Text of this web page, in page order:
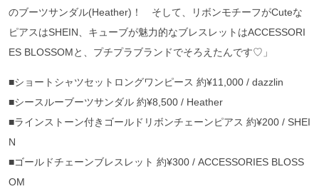
のブーツサンダル(Heather)！ そして、リボンモチーフがCuteな
ピアスはSHEIN、キューブが魅力的なブレスレットはACCESSORI
ES BLOSSOMと、プチプラブランドでそろえたんです♡」
■ショートシャツセットロングワンピース 約¥11,000 / dazzlin
■シースルーブーツサンダル 約¥8,500 / Heather
■ラインストーン付きゴールドリボンチェーンピアス 約¥200 / SHEI
N
■ゴールドチェーンブレスレット 約¥300 / ACCESSORIES BLOSS
OM